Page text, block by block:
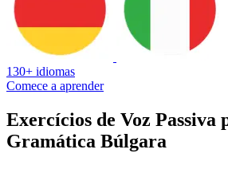
130+ idiomas
Comece a aprender
Exercícios de Voz Passiva
Gramática Búlgara